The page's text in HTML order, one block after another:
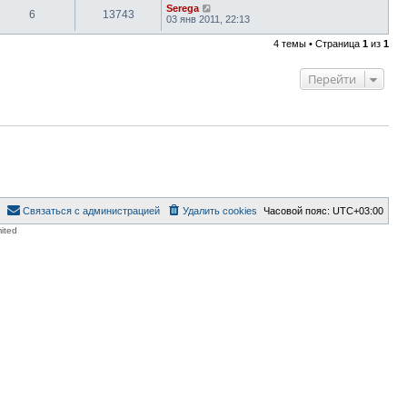
6 13743
Serega
03 янв 2011, 22:13
4 темы • Страница 1 из 1
Перейти
Часовой пояс: UTC+03:00
Удалить cookies
Связаться с администрацией